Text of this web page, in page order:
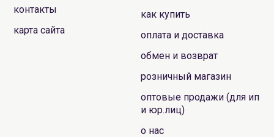
контакты
карта сайта
как купить
оплата и доставка
обмен и возврат
розничный магазин
оптовые продажи (для ип
и юр.лиц)
о нас